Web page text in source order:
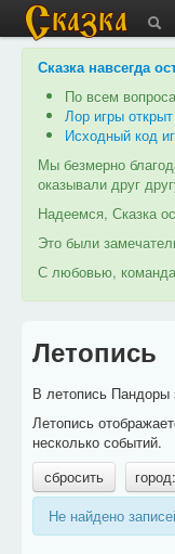
Сказка навсегда
По всем
Лор игры открыт
Исходный код
Мы безмерно
оказывали друг
Надеемся, Сказка
Это были
С любовью,
Летопись
В летопись Пандоры
Летопись
несколько событий.
сбросить
Не найдено